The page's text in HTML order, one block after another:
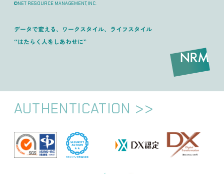
©NET RESOURCE MANAGEMENT,INC.
データで変える、ワークスタイル、ライフスタイル
“はたらく人をしあわせに”
AUTHENTICATION